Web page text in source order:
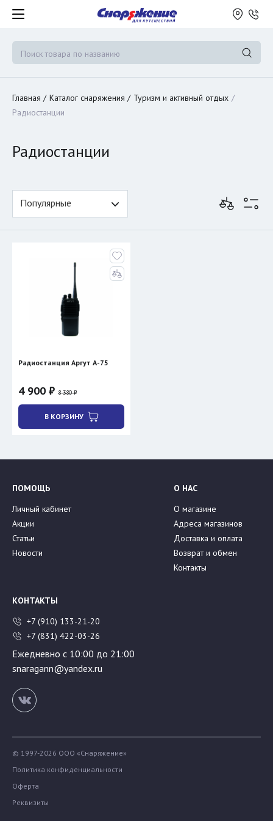
Главная Каталог снаряжения
Туризм и активный отдых
Радиостанции
Радиостанции
Популярные
Радиостанция Аргут А-75
4 900 ₽ 8 380 ₽
В КОРЗИНУ
ПОМОЩЬ
Личный кабинет
Акции
Статьи
Новости
О НАС
О магазине
Адреса магазинов
Доставка и оплата
Возврат и обмен
Контакты
КОНТАКТЫ
+7 (910) 133-21-20
+7 (831) 422-03-26
Ежедневно с 10:00 до 21:00
snaragann@yandex.ru
© 1997-2026 ООО «Снаряжение»
Политика конфиденциальности
Оферта
Реквизиты